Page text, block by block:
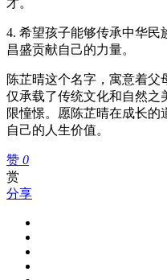
才。
4. 希望孩子能够传承中华
昌盛贡献自己的力量。
陈芷晴这个名字，寓意着父
仅承载了传统文化和自然之
限憧憬。愿陈芷晴在成长
自己的人生价值。
赞 0
赏
分享